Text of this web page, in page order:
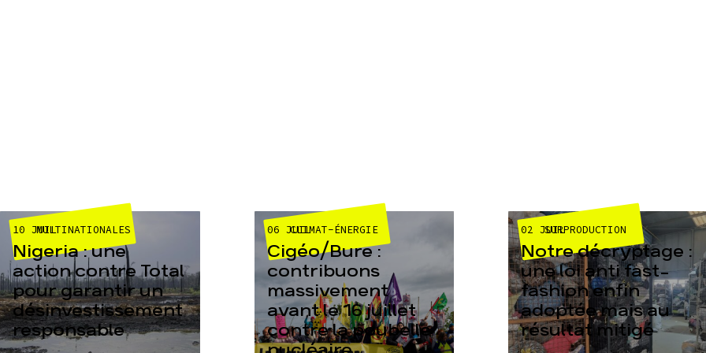
MULTINATIONALES
10 JUIL
Nigeria : une
action contre Total
pour garantir un
désinvestissement
responsable
CLIMAT-ÉNERGIE
06 JUIL
Cigéo/Bure :
contribuons
massivement
avant le 16 juillet
contre la poubelle
SURPRODUCTION
02 JUIL
Notre décryptage :
une loi anti fast-
fashion enfin
adoptée mais au
résultat mitigé